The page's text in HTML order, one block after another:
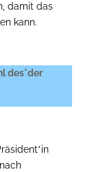
damit das
kann.
des*der